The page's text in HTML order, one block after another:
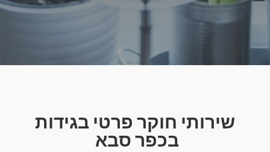
שירותי חוקר פרטי בגידות
בכפר סבא